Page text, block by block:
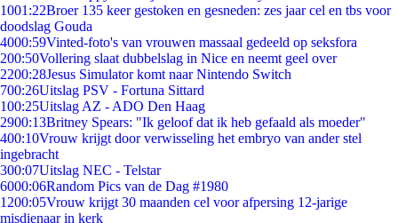
1001:22Broer 135 keer gestoken en gesneden: zes jaar cel en tbs voor
doodslag Gouda
4000:59Vinted-foto's van vrouwen massaal gedeeld op seksfora
200:50Vollering slaat dubbelslag in Nice en neemt geel over
2200:28Jesus Simulator komt naar Nintendo Switch
700:26Uitslag PSV - Fortuna Sittard
100:25Uitslag AZ - ADO Den Haag
2900:13Britney Spears: "Ik geloof dat ik heb gefaald als moeder"
400:10Vrouw krijgt door verwisseling het embryo van ander stel
ingebracht
300:07Uitslag NEC - Telstar
6000:06Random Pics van de Dag #1980
1200:05Vrouw krijgt 30 maanden cel voor afpersing 12-jarige
misdienaar in kerk